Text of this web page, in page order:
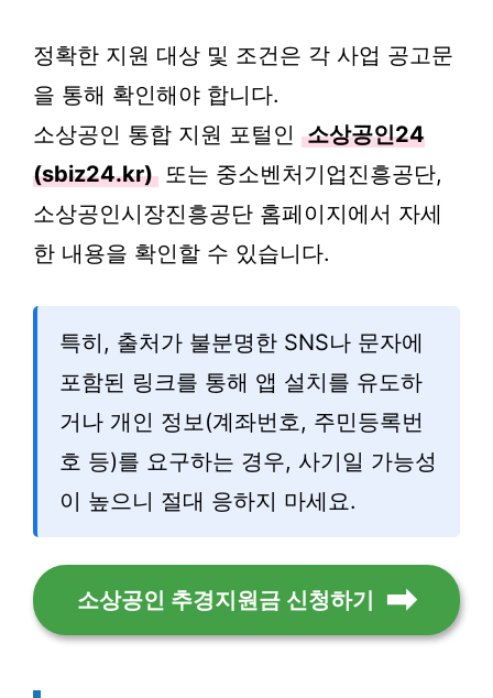
정확한 지원 대상 및 조건은 각 사업 공고문
을 통해 확인해야 합니다.
소상공인 통합 지원 포털인 소상공인24
(sbiz24.kr) 또는 중소벤처기업진흥공단,
소상공인시장진흥공단 홈페이지에서 자세
한 내용을 확인할 수 있습니다.
특히, 출처가 불분명한 SNS나 문자에
포함된 링크를 통해 앱 설치를 유도하
거나 개인 정보(계좌번호, 주민등록번
호 등)를 요구하는 경우, 사기일 가능성
이 높으니 절대 응하지 마세요.
소상공인 추경지원금 신청하기